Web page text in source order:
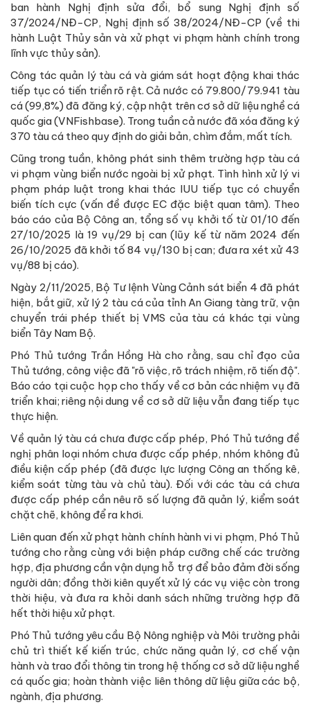
ban hành Nghị định sửa đổi, bổ sung Nghị định số
37/2024/NĐ-CP, Nghị định số 38/2024/NĐ-CP (về thi
hành Luật Thủy sản và xử phạt vi phạm hành chính trong
lĩnh vực thủy sản).
Công tác quản lý tàu cá và giám sát hoạt động khai thác
tiếp tục có tiến triển rõ rệt. Cả nước có 79.800/79.941 tàu
cá (99,8%) đã đăng ký, cập nhật trên cơ sở dữ liệu nghề cá
quốc gia (VNFishbase). Trong tuần cả nước đã xóa đăng ký
370 tàu cá theo quy định do giải bản, chìm đắm, mất tích.
Cũng trong tuần, không phát sinh thêm trường hợp tàu cá
vi phạm vùng biển nước ngoài bị xử phạt. Tình hình xử lý vi
phạm pháp luật trong khai thác IUU tiếp tục có chuyển
biến tích cực (vấn đề được EC đặc biệt quan tâm). Theo
báo cáo của Bộ Công an, tổng số vụ khởi tố từ 01/10 đến
27/10/2025 là 19 vụ/29 bị can (lũy kế từ năm 2024 đến
26/10/2025 đã khởi tố 84 vụ/130 bị can; đưa ra xét xử 43
vụ/88 bị cáo).
Ngày 2/11/2025, Bộ Tư lệnh Vùng Cảnh sát biển 4 đã phát
hiện, bắt giữ, xử lý 2 tàu cá của tỉnh An Giang tàng trữ, vận
chuyển trái phép thiết bị VMS của tàu cá khác tại vùng
biển Tây Nam Bộ.
Phó Thủ tướng Trần Hồng Hà cho rằng, sau chỉ đạo của
Thủ tướng, công việc đã "rõ việc, rõ trách nhiệm, rõ tiến độ".
Báo cáo tại cuộc họp cho thấy về cơ bản các nhiệm vụ đã
triển khai; riêng nội dung về cơ sở dữ liệu vẫn đang tiếp tục
thực hiện.
Về quản lý tàu cá chưa được cấp phép, Phó Thủ tướng đề
nghị phân loại nhóm chưa được cấp phép, nhóm không đủ
điều kiện cấp phép (đã được lực lượng Công an thống kê,
kiểm soát từng tàu và chủ tàu). Đối với các tàu cá chưa
được cấp phép cần nêu rõ số lượng đã quản lý, kiểm soát
chặt chẽ, không để ra khơi.
Liên quan đến xử phạt hành chính hành vi vi phạm, Phó Thủ
tướng cho rằng cùng với biện pháp cưỡng chế các trường
hợp, địa phương cần vận dụng hỗ trợ để bảo đảm đời sống
người dân; đồng thời kiên quyết xử lý các vụ việc còn trong
thời hiệu, và đưa ra khỏi danh sách những trường hợp đã
hết thời hiệu xử phạt.
Phó Thủ tướng yêu cầu Bộ Nông nghiệp và Môi trường phải
chủ trì thiết kế kiến trúc, chức năng quản lý, cơ chế vận
hành và trao đổi thông tin trong hệ thống cơ sở dữ liệu nghề
cá quốc gia; hoàn thành việc liên thông dữ liệu giữa các bộ,
ngành, địa phương.